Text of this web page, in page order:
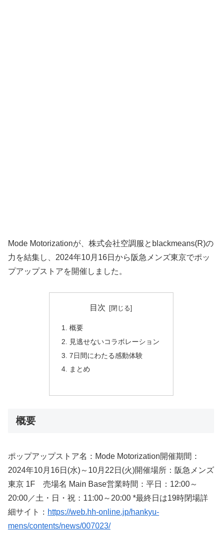
Mode Motorizationが、株式会社空調服とblackmeans(R)の
力を結集し、2024年10月16日から阪急メンズ東京でポッ
プアップストアを開催しました。
目次
概要
見逃せないコラボレーション
7日間にわたる感動体験
まとめ
概要
ポップアップストア名：Mode Motorization開催期間：
2024年10月16日(水)～10月22日(火)開催場所：阪急メンズ
東京 1F 売場名 Main Base営業時間：平日：12:00～
20:00／土・日・祝：11:00～20:00 *最終日は19時閉場詳
細サイト： https://web.hh-online.jp/hankyu-
mens/contents/news/007023/